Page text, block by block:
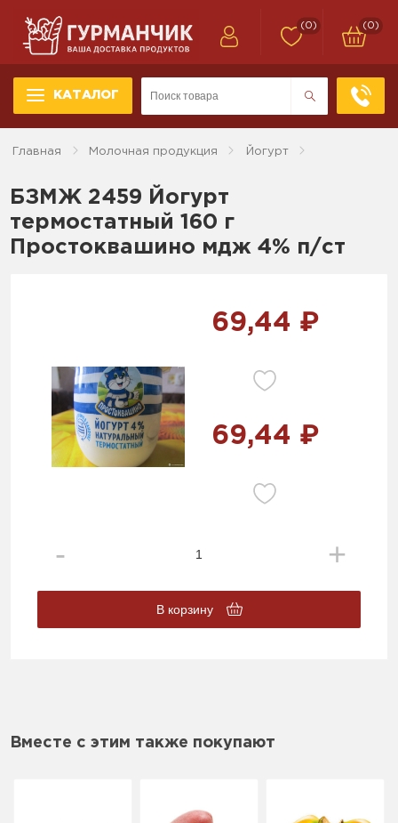
КАТАЛОГ
(0) (0)
Главная Молочная продукция Йогурт
БЗМЖ 2459 Йогурт
термостатный 160 г
Простоквашино мдж 4% п/ст
69,44 ₽
69,44 ₽
В корзину
Вместе с этим также покупают